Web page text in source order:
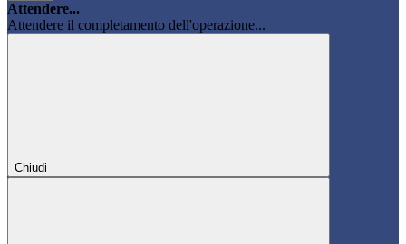
Attendere...
Attendere il completamento dell'operazione...
Chiudi